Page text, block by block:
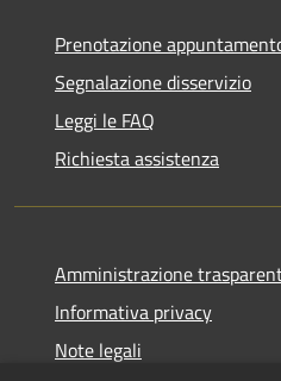
Prenotazione
Segnalazione disservizio
Leggi le FAQ
Richiesta assistenza
Amministrazione
Informativa privacy
Note legali